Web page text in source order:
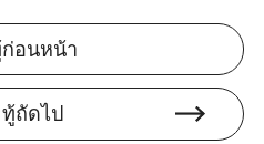
เชื่อมที่ปรับแต่งได้ ช่วยให้
งมือและซอฟต์แวร์เฉพาะตาม
เหมือนใคร
มส่งผลต่อการเลือกหุ่นยนต์
อนหน้า
ถัดไป